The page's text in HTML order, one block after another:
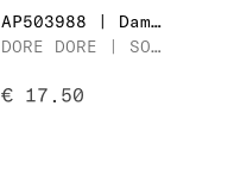
AP503988 | Dames Enkelsok
DORE DORE | SOCQUETTE MAILLE UNIE LUREX
€ 17.50